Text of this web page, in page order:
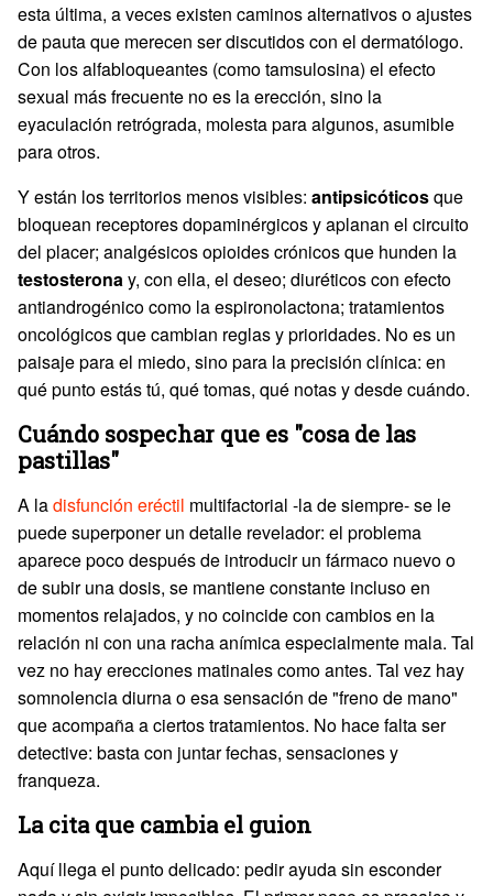
esta última, a veces existen caminos alternativos o ajustes
de pauta que merecen ser discutidos con el dermatólogo.
Con los alfabloqueantes (como tamsulosina) el efecto
sexual más frecuente no es la erección, sino la
eyaculación retrógrada, molesta para algunos, asumible
para otros.
Y están los territorios menos visibles: antipsicóticosque
bloquean receptores dopaminérgicos y aplanan el circuito
del placer; analgésicos opioides crónicos que hunden la
testosteronay, con ella, el deseo; diuréticos con efecto
antiandrogénico como la espironolactona; tratamientos
oncológicos que cambian reglas y prioridades. No es un
paisaje para el miedo, sino para la precisión clínica: en
qué punto estás tú, qué tomas, qué notas y desde cuándo.
Cuándo sospechar que es "cosa de las
pastillas"
A ladisfunción eréctil multifactorial -la de siempre- se le
puede superponer un detalle revelador: el problema
aparece poco después de introducir un fármaco nuevo o
de subir una dosis, se mantiene constante incluso en
momentos relajados, y no coincide con cambios en la
relación ni con una racha anímica especialmente mala. Tal
vez no hay erecciones matinales como antes. Tal vez hay
somnolencia diurna o esa sensación de "freno de mano"
que acompaña a ciertos tratamientos. No hace falta ser
detective: basta con juntar fechas, sensaciones y
franqueza.
La cita que cambia el guion
Aquí llega el punto delicado: pedir ayuda sin esconder